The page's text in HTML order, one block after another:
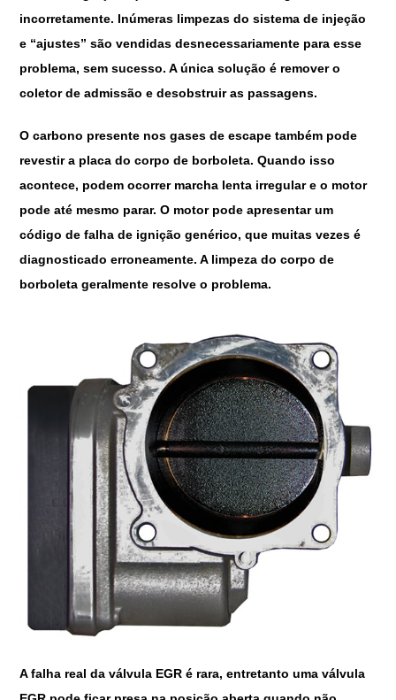
incorretamente. Inúmeras limpezas do sistema de injeção
e “ajustes” são vendidas desnecessariamente para esse
problema, sem sucesso. A única solução é remover o
coletor de admissão e desobstruir as passagens.
O carbono presente nos gases de escape também pode
revestir a placa do corpo de borboleta. Quando isso
acontece, podem ocorrer marcha lenta irregular e o motor
pode até mesmo parar. O motor pode apresentar um
código de falha de ignição genérico, que muitas vezes é
diagnosticado erroneamente. A limpeza do corpo de
borboleta geralmente resolve o problema.
A falha real da válvula EGR é rara, entretanto uma válvula